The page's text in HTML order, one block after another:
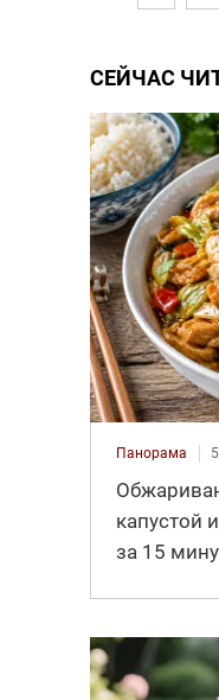
СЕЙЧАС
Панорама
капустой
за 15